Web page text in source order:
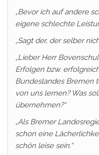
„Bevor ich auf andere
eigene schlechte
„Sagt der, der selber
„Lieber Herr
Erfolgen bzw.
Bundeslandes Bremen
von uns lernen? Was
übernehmen?“
„Als Bremer
schon eine
schön leise sein.“